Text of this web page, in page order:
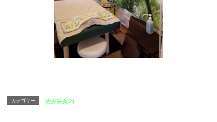
カテゴリー 治療院案内